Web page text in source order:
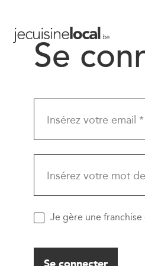
Se
Insérez votre email *
Insérez votre mot
Je gère une